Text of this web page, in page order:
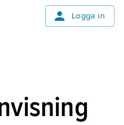
Logga in